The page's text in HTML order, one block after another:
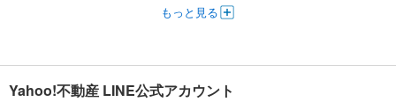
もっと見る
Yahoo!不動産 LINE公式アカウント